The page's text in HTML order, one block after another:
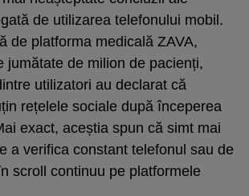
de utilizarea telefonului mobil.
de platforma medicală ZAVA,
jumătate de milion de pacienți,
utilizatori au declarat că
rețelele sociale după începerea
exact, aceștia spun că simt mai
a verifica constant telefonul sau de
scroll continuu pe platformele